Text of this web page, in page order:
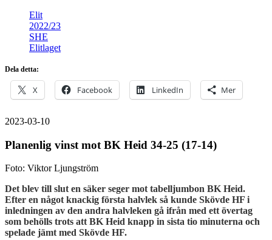
Elit
2022/23
SHE
Elitlaget
Dela detta:
X Facebook LinkedIn Mer
2023-03-10
Planenlig vinst mot BK Heid 34-25 (17-14)
Foto: Viktor Ljungström
Det blev till slut en säker seger mot tabelljumbon BK Heid.
Efter en något knackig första halvlek så kunde Skövde HF i
inledningen av den andra halvleken gå ifrån med ett övertag
som behölls trots att BK Heid knapp in sista tio minuterna och
spelade jämt med Skövde HF.